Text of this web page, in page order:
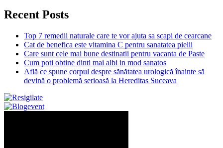
Recent Posts
Top 7 remedii naturale care te vor ajuta sa scapi de cearcane
Cat de benefica este vitamina C pentru sanatatea pielii
Care sunt cele mai bune destinatii pentru vacanta de Paste
Cum poti obtine dinti mai albi in mod sanatos
Află ce spune corpul despre sănătatea urologică înainte să
devină o problemă serioasă la Hereditas Suceava